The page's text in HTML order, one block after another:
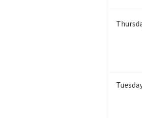
Tuesday